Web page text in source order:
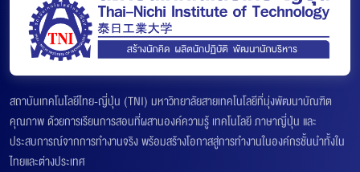
สถาบันเทคโนโลยีไทย-ญี่ปุ่น (TNI) มหาวิทยาลัยสายเทคโนโลยีที่มุ่งพัฒนาบัณฑิต
คุณภาพ ด้วยการเรียนการสอนที่ผสานองค์ความรู้ เทคโนโลยี ภาษาญี่ปุ่น และ
ประสบการณ์จากการทำงานจริง พร้อมสร้างโอกาสสู่การทำงานในองค์กรชั้นนำทั้งใน
ไทยและต่างประเทศ